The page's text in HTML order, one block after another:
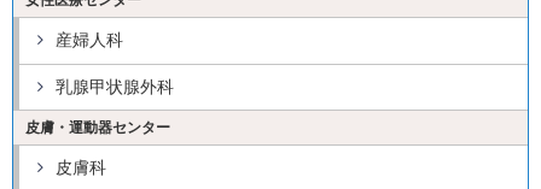
産婦人科
乳腺甲状腺外科
皮膚・運動器センター
皮膚科